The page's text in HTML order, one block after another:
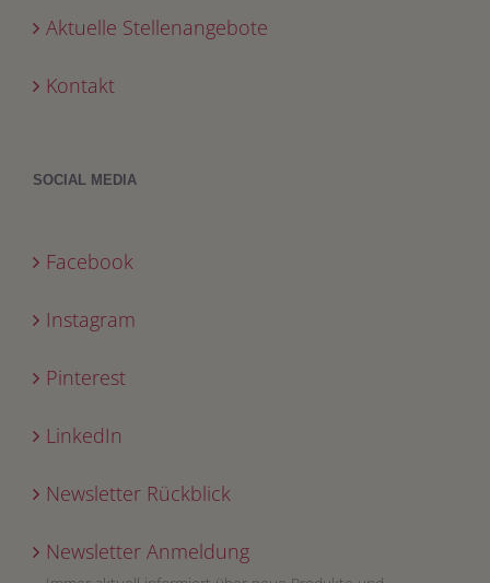
Aktuelle Stellenangebote
Kontakt
SOCIAL MEDIA
Facebook
Instagram
Pinterest
LinkedIn
Newsletter Rückblick
Newsletter Anmeldung